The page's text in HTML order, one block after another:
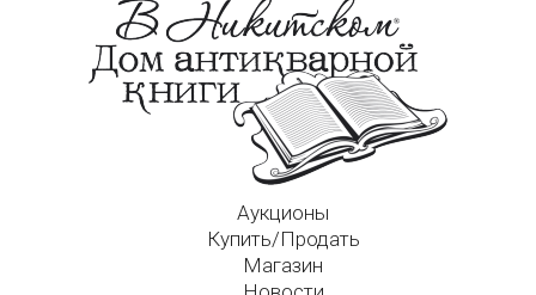
Аукционы
Купить/Продать
Магазин